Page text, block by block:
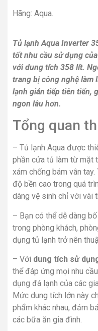
Hãng: Aqua.
Tủ lạnh Aqua Inverter
tốt nhu cầu sử dụng
với dung tích 358 lít.
trang bị công nghệ làm
lạnh gián tiếp tiên tiến,
ngon lâu hơn.
Tổng quan
– Tủ lạnh Aqua được
phần cửa tủ làm từ mặt
xám chống bám vân
độ bền cao trong quá
dàng vệ sinh chỉ với vài
– Bạn có thể dễ dàng
trong phòng khách,
dụng tủ lạnh trở nên
– Với dung tích sử
thể đáp ứng mọi nhu
dụng đá lạnh của các
Mức dung tích lớn này
phẩm khác nhau, đảm
các bữa ăn gia đình.